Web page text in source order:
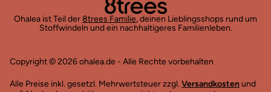
Ohalea ist Teil der8trees Familie, deinen Lieblingsshops rund um
Stoffwindeln und ein nachhaltigeres Familienleben.
Copyright © 2026 ohalea.de - Alle Rechte vorbehalten
Alle Preise inkl. gesetzl. Mehrwertsteuer zzgl. Versandkostenund